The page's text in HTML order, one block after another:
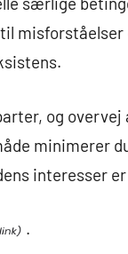
og
minimerer
interesser
.